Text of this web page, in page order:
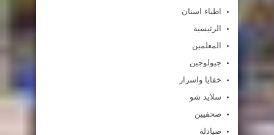
اطباء اسنان
الرئيسية
المعلمين
جيولوجين
خفايا واسرار
سلايد شو
صحفيين
صيادلة